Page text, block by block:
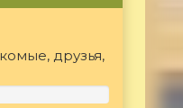
друзья,